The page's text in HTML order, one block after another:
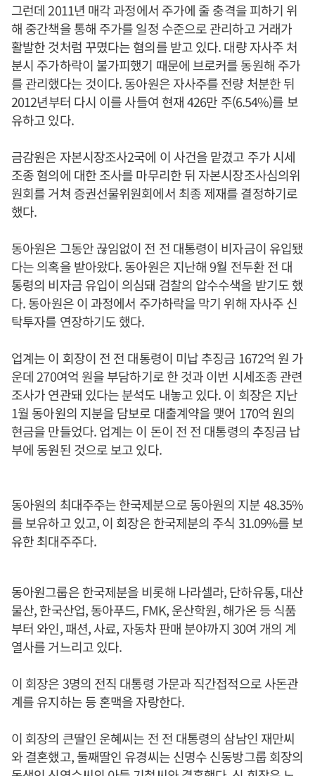
그런데 2011년 매각 과정에서 주가에 줄 충격을 피하기 위
해 중간책을 통해 주가를 일정 수준으로 관리하고 거래가
활발한 것처럼 꾸몄다는 혐의를 받고 있다. 대량 자사주 처
분시 주가하락이 불가피했기 때문에 브로커를 동원해 주가
를 관리했다는 것이다. 동아원은 자사주를 전량 처분한 뒤
2012년부터 다시 이를 사들여 현재 426만 주(6.54%)를 보
유하고 있다.
금감원은 자본시장조사2국에 이 사건을 맡겼고 주가 시세
조종 혐의에 대한 조사를 마무리한 뒤 자본시장조사심의위
원회를 거쳐 증권선물위원회에서 최종 제재를 결정하기로
했다.
동아원은 그동안 끊임없이 전 전 대통령이 비자금이 유입됐
다는 의혹을 받아왔다. 동아원은 지난해 9월 전두환 전 대
통령의 비자금 유입이 의심돼 검찰의 압수수색을 받기도 했
다. 동아원은 이 과정에서 주가하락을 막기 위해 자사주 신
탁투자를 연장하기도 했다.
업계는 이 회장이 전 전 대통령이 미납 추징금 1672억 원 가
운데 270여억 원을 부담하기로 한 것과 이번 시세조종 관련
조사가 연관돼 있다는 분석도 내놓고 있다. 이 회장은 지난
1월 동아원의 지분을 담보로 대출계약을 맺어 170억 원의
현금을 만들었다. 업계는 이 돈이 전 전 대통령의 추징금 납
부에 동원된 것으로 보고 있다.
동아원의 최대주주는 한국제분으로 동아원의 지분 48.35%
를 보유하고 있고, 이 회장은 한국제분의 주식 31.09%를 보
유한 최대주주다.
동아원그룹은 한국제분을 비롯해 나라셀라, 단하유통, 대산
물산, 한국산업, 동아푸드, FMK, 운산학원, 해가온 등 식품
부터 와인, 패션, 사료, 자동차 판매 분야까지 30여 개의 계
열사를 거느리고 있다.
이 회장은 3명의 전직 대통령 가문과 직간접적으로 사돈관
계를 유지하는 등 혼맥을 자랑한다.
이 회장의 큰딸인 운혜씨는 전 전 대통령의 삼남인 재만씨
와 결혼했고, 둘째딸인 유경씨는 신명수 신동방그룹 회장의